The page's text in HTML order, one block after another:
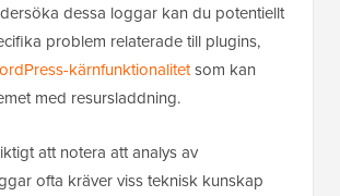
dessa loggar kan du potentiellt
problem relaterade till plugins,
kärnfunktionalitetsom kan
med resursladdning.
att notera att analys av
ofta kräver viss teknisk kunskap